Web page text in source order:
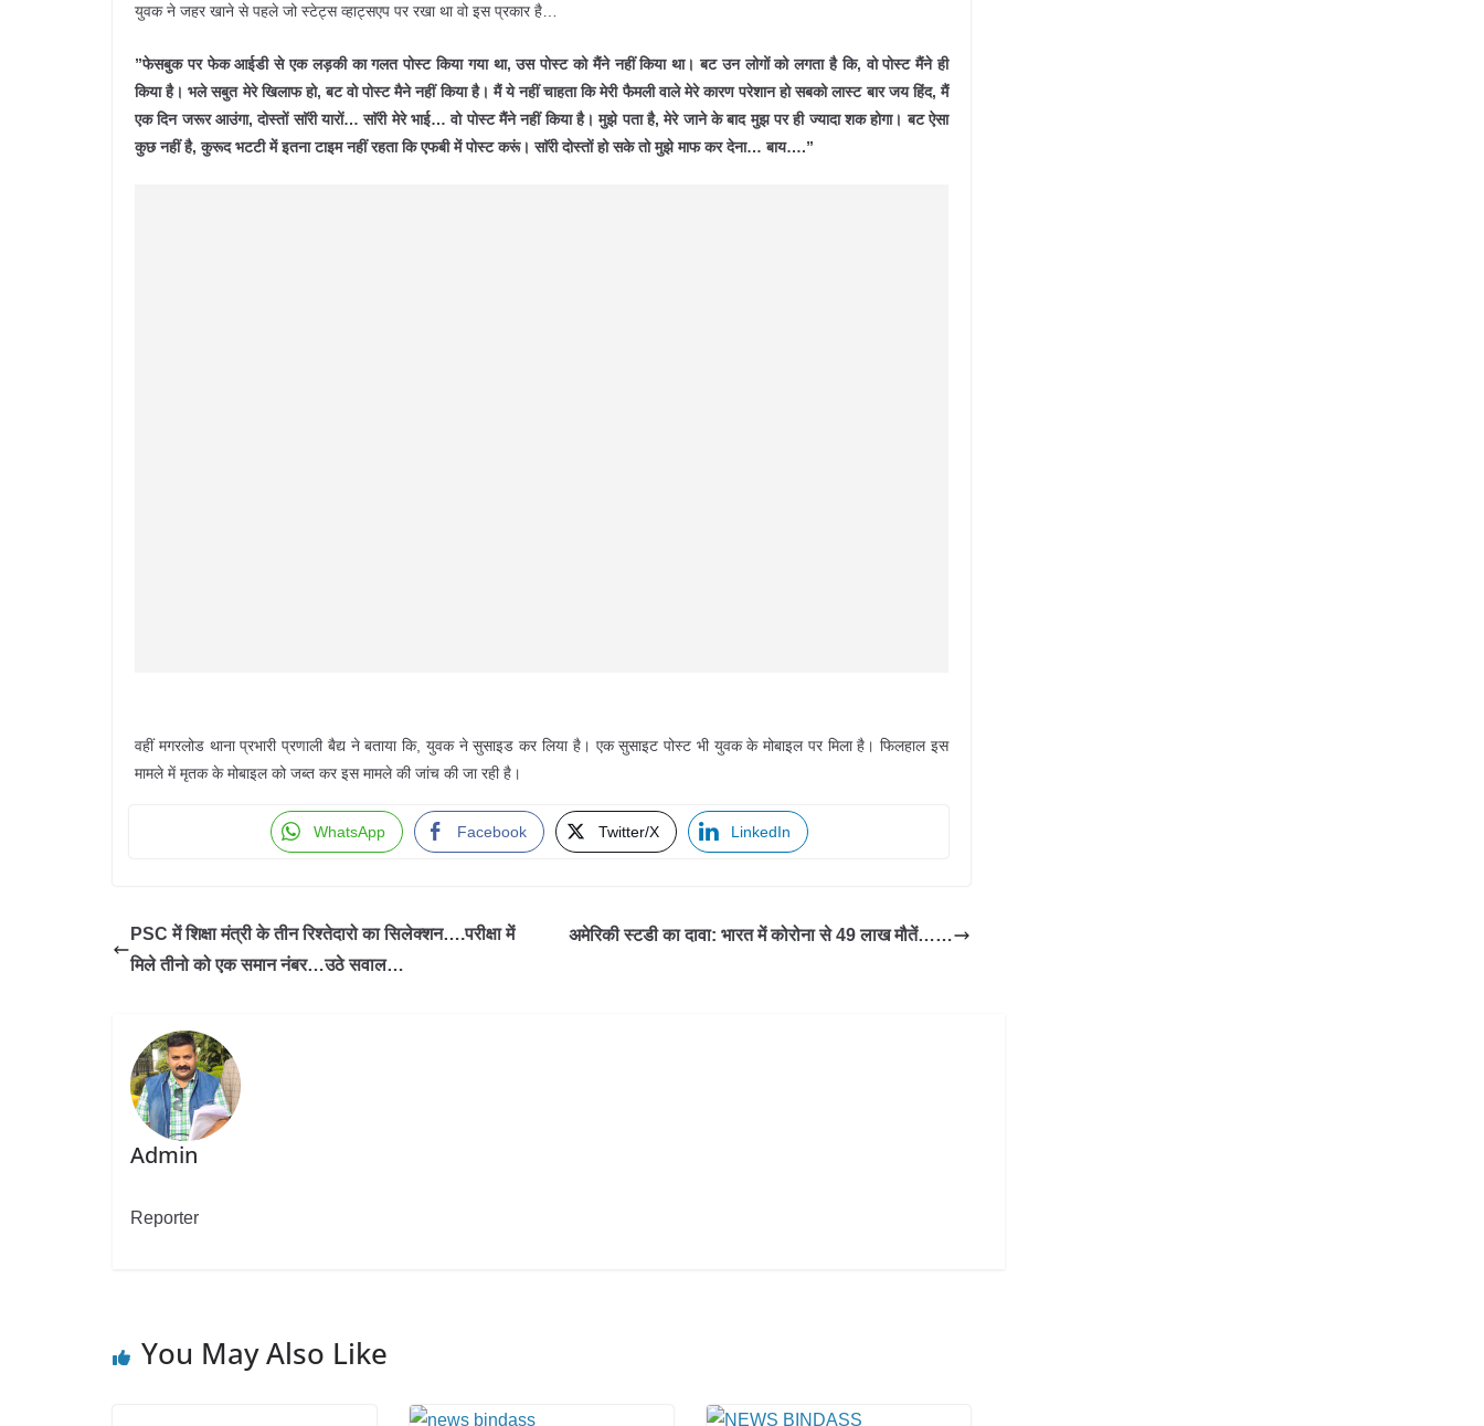
युवक ने जहर खाने से पहले जो स्टेट्स व्हाट्सएप पर रखा था वो इस प्रकार है…
”फेसबुक पर फेक आईडी से एक लड़की का गलत पोस्ट किया गया था, उस पोस्ट को मैंने नहीं किया था। बट उन लोगों को लगता है कि, वो पोस्ट मैंने ही
किया है। भले सबुत मेरे खिलाफ हो, बट वो पोस्ट मैने नहीं किया है। मैं ये नहीं चाहता कि मेरी फैमली वाले मेरे कारण परेशान हो सबको लास्ट बार जय हिंद, मैं
एक दिन जरूर आउंगा, दोस्तों साॅरी यारों… साॅरी मेरे भाई… वो पोस्ट मैंने नहीं किया है। मुझे पता है, मेरे जाने के बाद मुझ पर ही ज्यादा शक होगा। बट ऐसा
कुछ नहीं है, कुरूद भटटी में इतना टाइम नहीं रहता कि एफबी में पोस्ट करूं। साॅरी दोस्तों हो सके तो मुझे माफ कर देना… बाय….”
वहीं मगरलोड थाना प्रभारी प्रणाली बैद्य ने बताया कि, युवक ने सुसाइड कर लिया है। एक सुसाइट पोस्ट भी युवक के मोबाइल पर मिला है। फिलहाल इस
मामले में मृतक के मोबाइल को जब्त कर इस मामले की जांच की जा रही है।
WhatsApp Facebook Twitter/X LinkedIn
PSC में शिक्षा मंत्री के तीन रिश्तेदारो का सिलेक्शन….परीक्षा में
मिले तीनो को एक समान नंबर…उठे सवाल…
अमेरिकी स्‍टडी का दावा: भारत में कोरोना से 49 लाख मौतें……
Admin
Reporter
You May Also Like